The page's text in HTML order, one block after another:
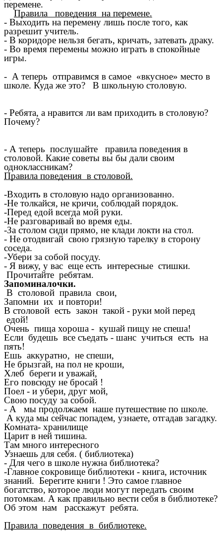
перемене.
Правила поведения на перемене.
- Выходить на перемену лишь после того, как
разрешит учитель.
- В коридоре нельзя бегать, кричать, затевать драку.
- Во время перемены можно играть в спокойные
игры.
- А теперь отправимся в самое «вкусное» место в
школе. Куда же это? В школьную столовую.
- Ребята, а нравится ли вам приходить в столовую?
Почему?
- А теперь послушайте правила поведения в
столовой. Какие советы вы бы дали своим
одноклассникам?
Правила поведения в столовой.
-Входить в столовую надо организованно.
-Не толкайся, не кричи, соблюдай порядок.
-Перед едой всегда мой руки.
-Не разговаривай во время еды.
-За столом сиди прямо, не клади локти на стол.
- Не отодвигай свою грязную тарелку в сторону
соседа.
-Убери за собой посуду.
- Я вижу, у вас еще есть интересные стишки.
Прочитайте ребятам.
Запоминалочки.
В столовой правила свои,
Запомни их и повтори!
В столовой есть закон такой - руки мой перед
едой!
Очень пища хороша - кушай пищу не спеша!
Если будешь все съедать - шанс учиться есть на
пять!
Ешь аккуратно, не спеши,
Не брызгай, на пол не кроши,
Хлеб береги и уважай,
Его повсюду не бросай !
Поел - и убери, друг мой,
Свою посуду за собой.
- А мы продолжаем наше путешествие по школе.
А куда мы сейчас попадем, узнаете, отгадав загадку.
Комната- хранилище
Царит в ней тишина.
Там много интересного
Узнаешь для себя. ( библиотека)
- Для чего в школе нужна библиотека?
-Главное сокровище библиотеки - книга, источник
знаний. Берегите книги ! Это самое главное
богатство, которое люди могут передать своим
потомкам. А как правильно вести себя в библиотеке?
Об этом нам расскажут ребята.
Правила поведения в библиотеке.